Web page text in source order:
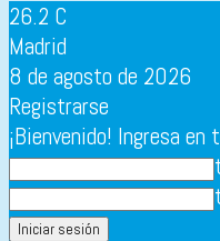
26.2 C
Madrid
8 de agosto de 2026
Registrarse
¡Bienvenido! Ingresa en